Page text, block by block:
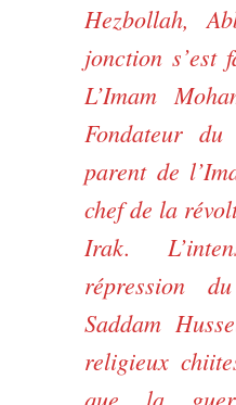
Hezbollah,
jonction s’est
L’Imam
Fondateur
parent de
chef de la
Irak.
répression
Saddam
religieux
que la